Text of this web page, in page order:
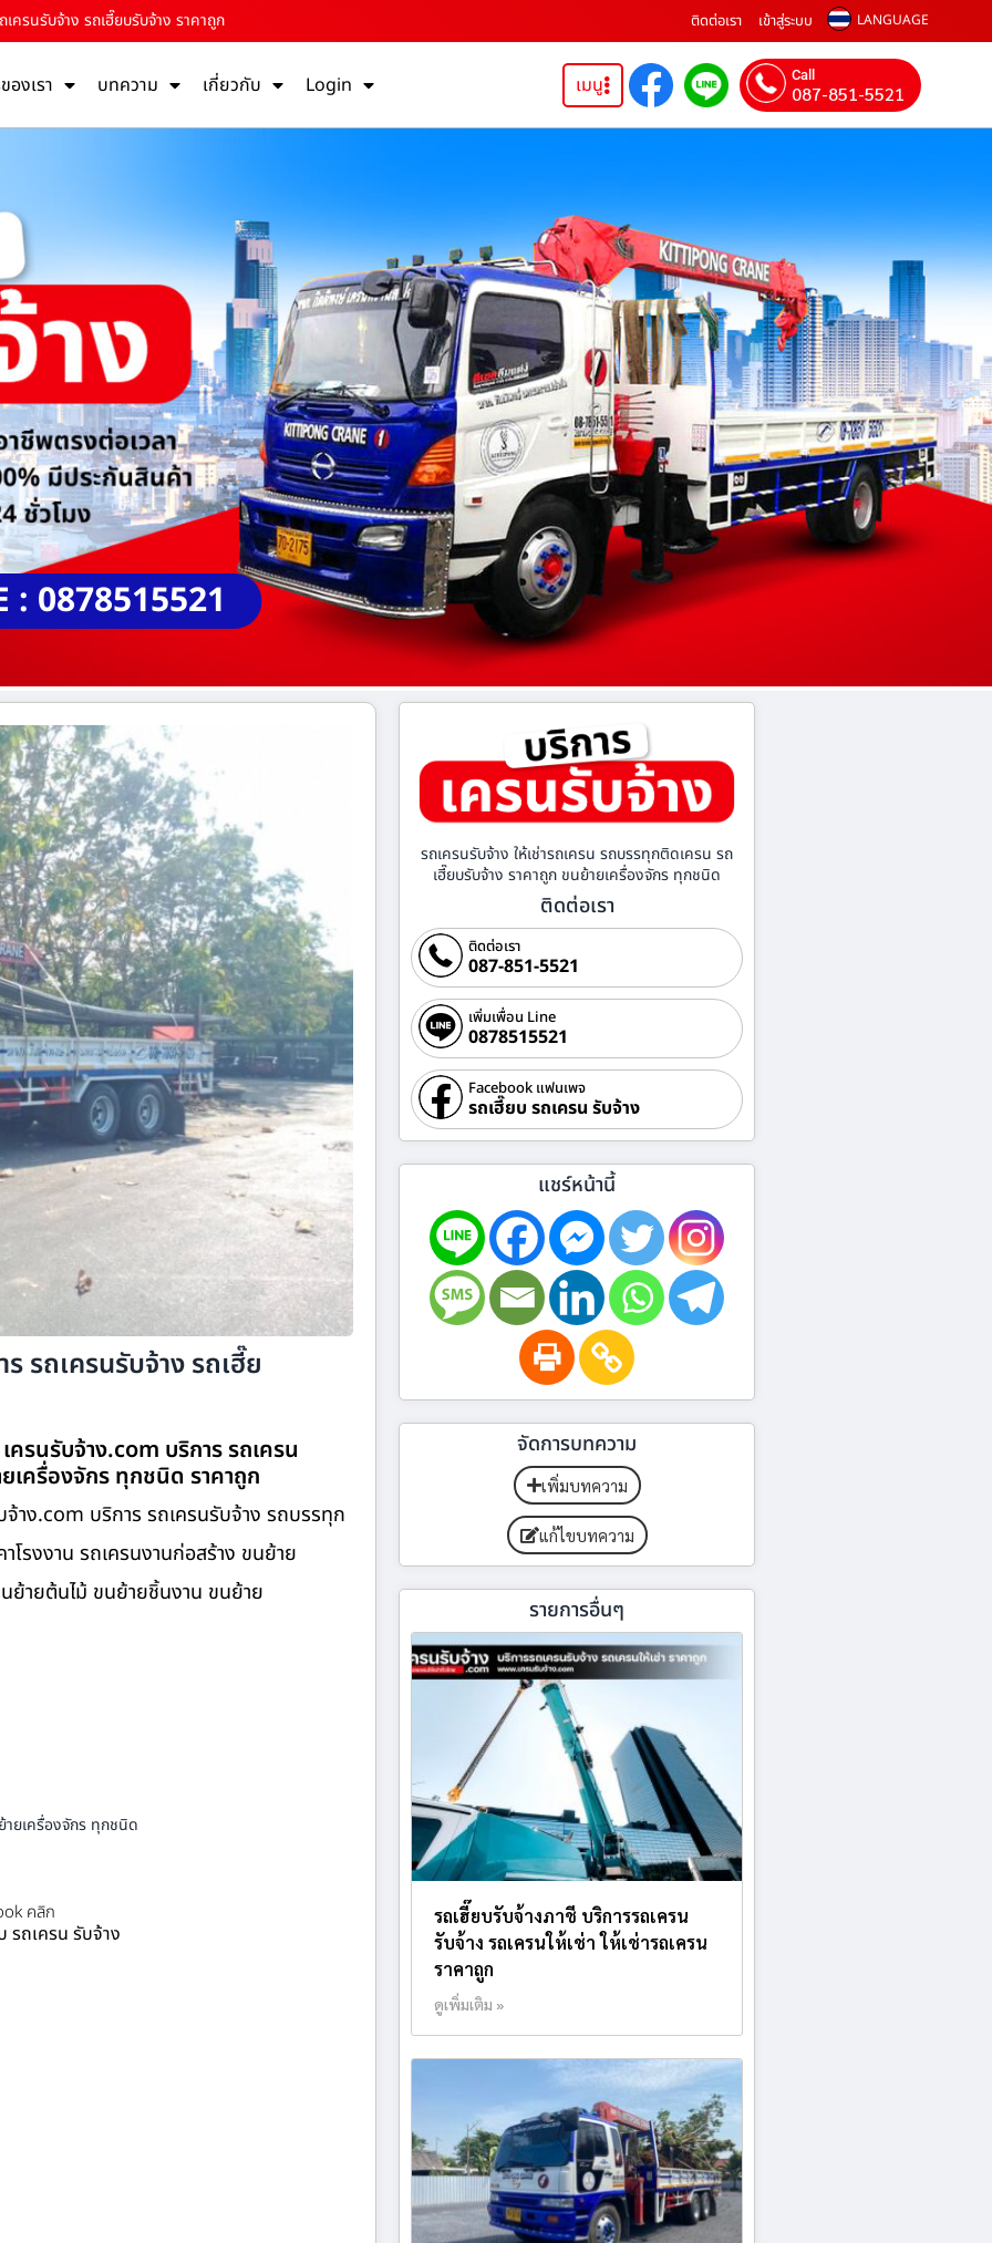
ครนรับจ้าง รถเฮี๊ยบรับจ้าง ราคาถูก ติดต่อเรา เข้าสู่ระบบ LANGUAGE
องเรา บทความ เกี่ยวกับ Login เมนู Call
087-851-5521
: 0878515521
รถเครนรับจ้าง รถเฮี๊ย
ครนรับจ้าง.com บริการ รถเครน
เครื่องจักร ทุกชนิด ราคาถูก
าง.com บริการ รถเครนรับจ้าง รถบรรทุก
โรงงาน รถเครนงานก่อสร้าง ขนย้าย
ย้ายต้นไม้ ขนย้ายชิ้นงาน ขนย้าย
ายเครื่องจักร ทุกชนิด
คลิก
รถเครน รับจ้าง
รถเครนรับจ้าง ให้เช่ารถเครน รถบรรทุกติดเครน รถ
เฮี๊ยบรับจ้าง ราคาถูก ขนย้ายเครื่องจักร ทุกชนิด
ติดต่อเรา
ติดต่อเรา
087-851-5521
เพิ่มเพื่อน Line
0878515521
Facebook แฟนเพจ
รถเฮี๊ยบ รถเครน รับจ้าง
แชร์หน้านี้
จัดการบทความ
เพิ่มบทความ
แก้ไขบทความ
รายการอื่นๆ
รถเฮี๊ยบรับจ้างภาชี บริการรถเครน
รับจ้าง รถเครนให้เช่า ให้เช่ารถเครน
ราคาถูก
ดูเพิ่มเติม »